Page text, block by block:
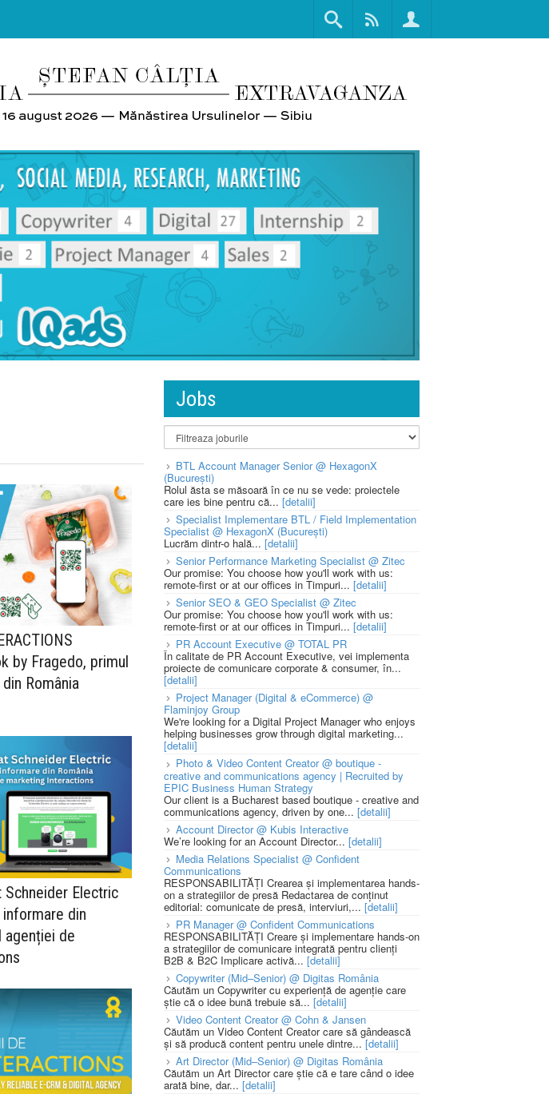
by Fragedo, primul
România
Electric
din
agenției de
Jobs
BTL Account Manager Senior @ HexagonX
(București)
Rolul ăsta se măsoară în ce nu se vede: proiectele
care ies bine pentru că... [detalii]
Specialist Implementare BTL / Field Implementation
Specialist @ HexagonX (București)
Lucrăm dintr-o hală... [detalii]
Senior Performance Marketing Specialist @ Zitec
Our promise: You choose how you'll work with us:
remote-first or at our offices in Timpuri... [detalii]
Senior SEO & GEO Specialist @ Zitec
Our promise: You choose how you'll work with us:
remote-first or at our offices in Timpuri... [detalii]
PR Account Executive @ TOTAL PR
În calitate de PR Account Executive, vei implementa
proiecte de comunicare corporate & consumer, în...
[detalii]
Project Manager (Digital & eCommerce) @
Flaminjoy Group
We're looking for a Digital Project Manager who enjoys
helping businesses grow through digital marketing...
[detalii]
Photo & Video Content Creator @ boutique -
creative and communications agency | Recruited by
EPIC Business Human Strategy
Our client is a Bucharest based boutique - creative and
communications agency, driven by one... [detalii]
Account Director @ Kubis Interactive
We’re looking for an Account Director... [detalii]
Media Relations Specialist @ Confident
Communications
RESPONSABILITĂȚI Crearea și implementarea hands-
on a strategiilor de presă Redactarea de conținut
editorial: comunicate de presă, interviuri,... [detalii]
PR Manager @ Confident Communications
RESPONSABILITĂȚI Creare și implementare hands-on
a strategiilor de comunicare integrată pentru clienți
B2B & B2C Implicare activă... [detalii]
Copywriter (Mid–Senior) @ Digitas România
Căutăm un Copywriter cu experiență de agenție care
știe că o idee bună trebuie să... [detalii]
Video Content Creator @ Cohn & Jansen
Căutăm un Video Content Creator care să gândească
și să producă content pentru unele dintre...[detalii]
Art Director (Mid–Senior) @ Digitas România
Căutăm un Art Director care știe că e tare când o idee
arată bine, dar... [detalii]